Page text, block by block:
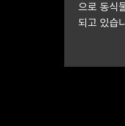
으로 동식
되고 있습